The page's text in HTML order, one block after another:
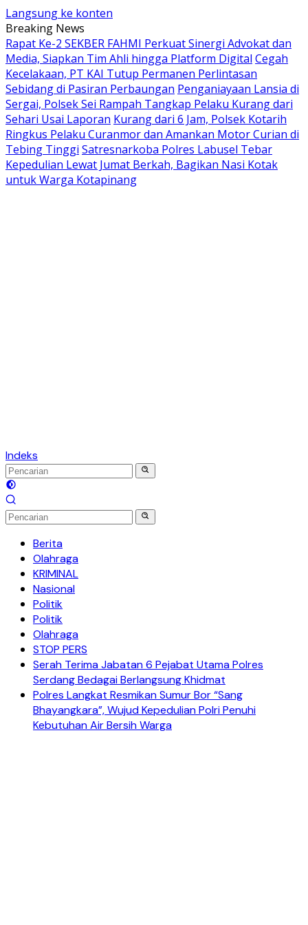
Langsung ke konten
Breaking News
Rapat Ke-2 SEKBER FAHMI Perkuat Sinergi Advokat dan
Media, Siapkan Tim Ahli hingga Platform Digital Cegah
Kecelakaan, PT KAI Tutup Permanen Perlintasan
Sebidang di Pasiran Perbaungan Penganiayaan Lansia di
Sergai, Polsek Sei Rampah Tangkap Pelaku Kurang dari
Sehari Usai Laporan Kurang dari 6 Jam, Polsek Kotarih
Ringkus Pelaku Curanmor dan Amankan Motor Curian di
Tebing Tinggi Satresnarkoba Polres Labusel Tebar
Kepedulian Lewat Jumat Berkah, Bagikan Nasi Kotak
untuk Warga Kotapinang
Indeks
Berita
Olahraga
KRIMINAL
Nasional
Politik
Politik
Olahraga
STOP PERS
Serah Terima Jabatan 6 Pejabat Utama Polres
Serdang Bedagai Berlangsung Khidmat
Polres Langkat Resmikan Sumur Bor “Sang
Bhayangkara”, Wujud Kepedulian Polri Penuhi
Kebutuhan Air Bersih Warga